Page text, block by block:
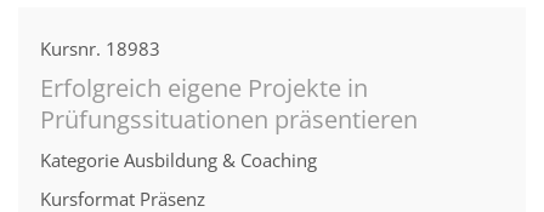
Kursnr. 18983
Erfolgreich eigene Projekte in
Prüfungssituationen präsentieren
Kategorie Ausbildung & Coaching
Kursformat Präsenz